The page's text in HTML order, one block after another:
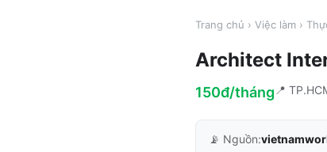
Trang chủ › Việc làm ›
Architect
150đ/tháng 📍
📡 Nguồn: